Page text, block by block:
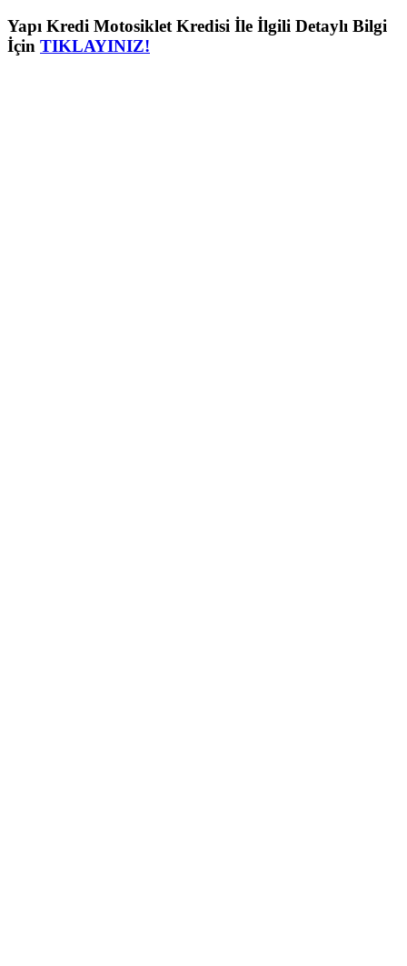
Yapı Kredi Motosiklet Kredisi İle İlgili Detaylı Bilgi
İçin TIKLAYINIZ!